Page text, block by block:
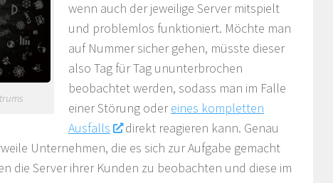
wenn auch der jeweilige Server mitspielt
und problemlos funktioniert. Möchte man
auf Nummer sicher gehen, müsste dieser
also Tag für Tag ununterbrochen
beobachtet werden, sodass man im Falle
einer Störung odereines kompletten
Ausfalls
direkt reagieren kann. Genau
Unternehmen, die es sich zur Aufgabe gemacht
die Server ihrer Kunden zu beobachten und diese im